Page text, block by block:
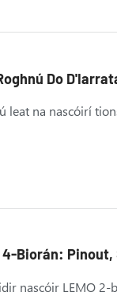
Do
leat na nascóirí
Biorán:
nascóir LEMO 2-